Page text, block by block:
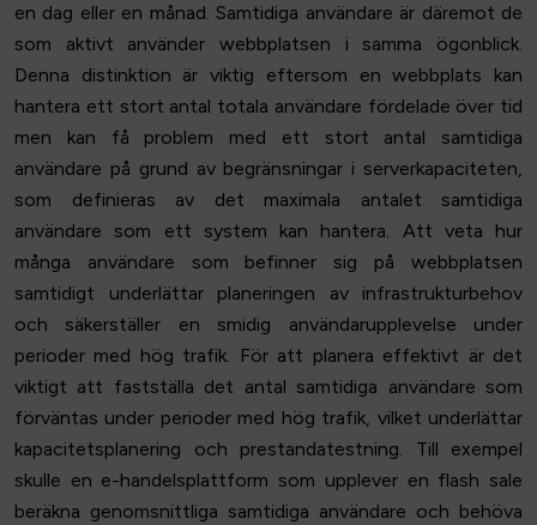
en dag eller en månad. Samtidiga användare är däremot de
som aktivt använder webbplatsen i samma ögonblick.
Denna distinktion är viktig eftersom en webbplats kan
hantera ett stort antal totala användare fördelade över tid
men kan få problem med ett stort antal samtidiga
användare på grund av begränsningar i serverkapaciteten,
som definieras av det maximala antalet samtidiga
användare som ett system kan hantera. Att veta hur
många användare som befinner sig på webbplatsen
samtidigt underlättar planeringen av infrastrukturbehov
och säkerställer en smidig användarupplevelse under
perioder med hög trafik. För att planera effektivt är det
viktigt att fastställa det antal samtidiga användare som
förväntas under perioder med hög trafik, vilket underlättar
kapacitetsplanering och prestandatestning. Till exempel
skulle en e-handelsplattform som upplever en flash sale
beräkna genomsnittliga samtidiga användare och behöva